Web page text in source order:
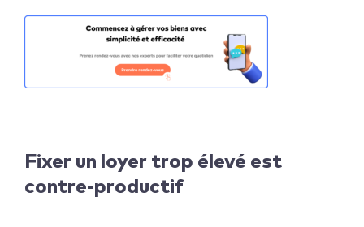
Fixer un loyer trop élevé est
contre-productif